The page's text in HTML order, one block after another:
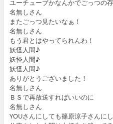
ユーチューブかなんかでごっつの
名無しさん
またごっつ見たいなぁ！
名無しさん
もう君とはやってられんわ！
妖怪人間♪
妖怪人間♪
妖怪人間♪
ありがとうございました！
名無しさん
ＢＳで再放送すればいいのに
名無しさん
YOUさんにしても篠原涼子さんに